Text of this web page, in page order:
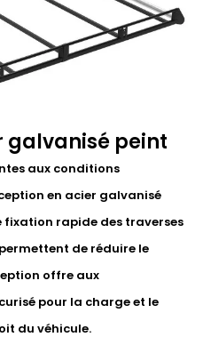
galvanisé peint
aux conditions
en acier galvanisé
fixation rapide des traverses
de réduire le
offre aux
pour la charge et le
du véhicule.